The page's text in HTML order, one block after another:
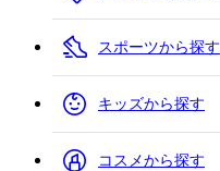
スポーツから探す
キッズから探す
コスメから探す